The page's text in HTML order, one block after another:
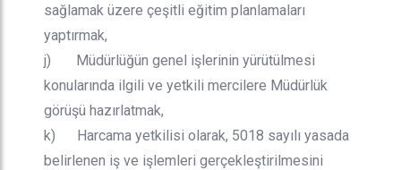
sağlamak üzere çeşitli eğitim planlamaları
yaptırmak,
j) Müdürlüğün genel işlerinin yürütülmesi
konularında ilgili ve yetkili mercilere Müdürlük
görüşü hazırlatmak,
k) Harcama yetkilisi olarak, 5018 sayılı yasada
belirlenen iş ve işlemleri gerçekleştirilmesini